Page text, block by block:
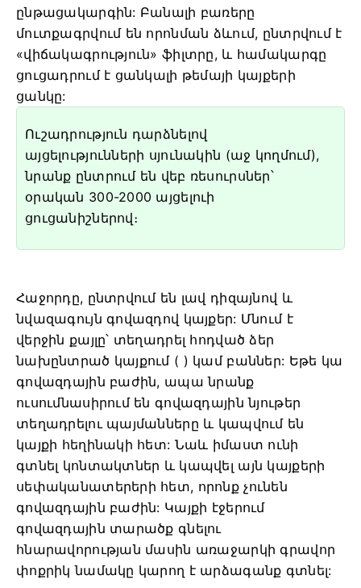
ընթացակարգին: Բանալի բառերը
մուտքագրվում են որոնման ձևում, ընտրվում է
«վիճակագրություն» ֆիլտրը, և համակարգը
ցուցադրում է ցանկալի թեմայի կայքերի
ցանկը:
Ուշադրություն դարձնելով
այցելությունների սյունակին (աջ կողմում),
նրանք ընտրում են վեբ ռեսուրսներ՝
օրական 300-2000 այցելուի
ցուցանիշներով։
Հաջորդը, ընտրվում են լավ դիզայնով և
նվազագույն գովազդով կայքեր: Մնում է
վերջին քայլը՝ տեղադրել հոդված ձեր
նախընտրած կայքում ( ) կամ բաններ: Եթե կա
գովազդային բաժին, ապա նրանք
ուսումնասիրում են գովազդային նյութեր
տեղադրելու պայմանները և կապվում են
կայքի հեղինակի հետ: Նաև իմաստ ունի
գտնել կոնտակտներ և կապվել այն կայքերի
սեփականատերերի հետ, որոնք չունեն
գովազդային բաժին: Կայքի էջերում
գովազդային տարածք գնելու
հնարավորության մասին առաջարկի գրավոր
փոքրիկ նամակը կարող է արձագանք գտնել: